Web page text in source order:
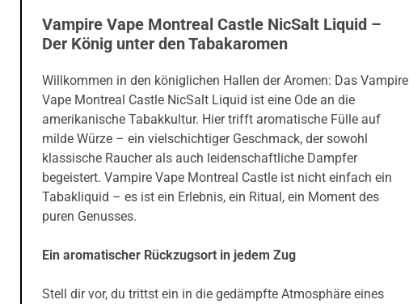
Vampire Vape Montreal Castle NicSalt Liquid –
Der König unter den Tabakaromen
Willkommen in den königlichen Hallen der Aromen: Das Vampire
Vape Montreal Castle NicSalt Liquid ist eine Ode an die
amerikanische Tabakkultur. Hier trifft aromatische Fülle auf
milde Würze – ein vielschichtiger Geschmack, der sowohl
klassische Raucher als auch leidenschaftliche Dampfer
begeistert. Vampire Vape Montreal Castle ist nicht einfach ein
Tabakliquid – es ist ein Erlebnis, ein Ritual, ein Moment des
puren Genusses.
Ein aromatischer Rückzugsort in jedem Zug
Stell dir vor, du trittst ein in die gedämpfte Atmosphäre eines